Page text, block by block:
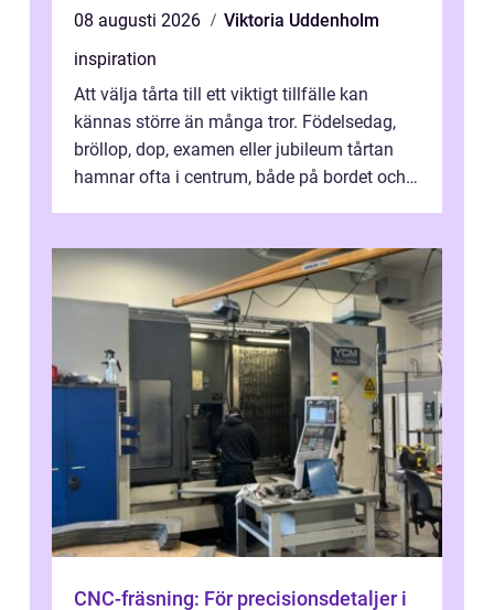
08 augusti 2026
Viktoria Uddenholm
inspiration
Att välja tårta till ett viktigt tillfälle kan
kännas större än många tror. Födelsedag,
bröllop, dop, examen eller jubileum tårtan
hamnar ofta i centrum, både på bordet och i
CNC-fräsning: För precisionsdetaljer i